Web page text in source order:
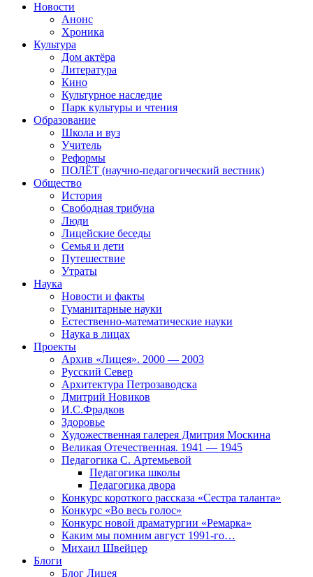
Новости
Анонс
Хроника
Культура
Дом актёра
Литература
Кино
Культурное наследие
Парк культуры и чтения
Образование
Школа и вуз
Учитель
Реформы
ПОЛЁТ (научно-педагогический вестник)
Общество
История
Свободная трибуна
Люди
Лицейские беседы
Семья и дети
Путешествие
Утраты
Наука
Новости и факты
Гуманитарные науки
Естественно-математические науки
Наука в лицах
Проекты
Архив «Лицея». 2000 — 2003
Русский Север
Архитектура Петрозаводска
Дмитрий Новиков
И.С.Фрадков
Здоровье
Художественная галерея Дмитрия Москина
Великая Отечественная. 1941 — 1945
Педагогика С. Артемьевой
Педагогика школы
Педагогика двора
Конкурс короткого рассказа «Сестра таланта»
Конкурс «Во весь голос»
Конкурс новой драматургии «Ремарка»
Каким мы помним август 1991-го…
Михаил Швейцер
Блоги
Блог Лицея